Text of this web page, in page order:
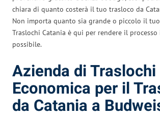
chiara di quanto costerà il tuo trasloco da
Non importa quanto sia grande o piccolo il
Traslochi Catania è qui per rendere il
possibile.
Azienda di Traslochi
Economica per il
da Catania a